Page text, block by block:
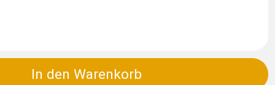
In den Warenkorb